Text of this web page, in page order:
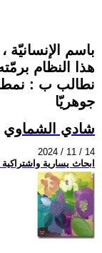
باسم
هذا النظام
نطالب ب : نمط
جوهريّا
شادي الشماوي
2024 / 11 / 14
ابحاث يسارية